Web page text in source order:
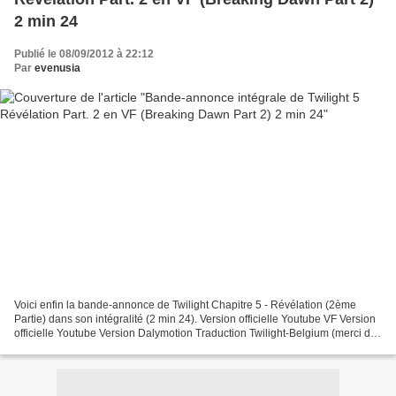
2 min 24
Publié le 08/09/2012 à 22:12
Par evenusia
Voici enfin la bande-annonce de Twilight Chapitre 5 - Révélation (2ème
Partie) dans son intégralité (2 min 24). Version officielle Youtube VF Version
officielle Youtube Version Dalymotion Traduction Twilight-Belgium (merci de